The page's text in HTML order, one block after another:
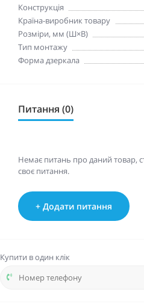
Конструкція
Країна-виробник товару
Розміри, мм (Ш×В)
Тип монтажу
Форма дзеркала
Питання (0)
Немає питань про даний товар,
своє питання.
+ Додати питання
Купити в один клік